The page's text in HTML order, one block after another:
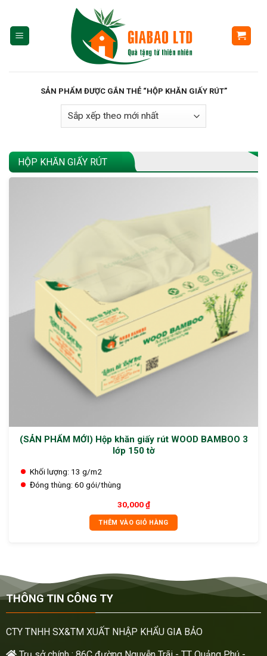
content
SẢN PHẨM ĐƯỢC GẮN THẺ “HỘP KHĂN GIẤY RÚT”
HỘP KHĂN GIẤY RÚT
(SẢN PHẨM MỚI) Hộp khăn giấy rút WOOD BAMBOO 3
lớp 150 tờ
Khối lượng: 13 g/m2
Đóng thùng: 60 gói/thùng
30,000₫
THÊM VÀO GIỎ HÀNG
THÔNG TIN CÔNG TY
CTY TNHH SX&TM XUẤT NHẬP KHẨU GIA BẢO